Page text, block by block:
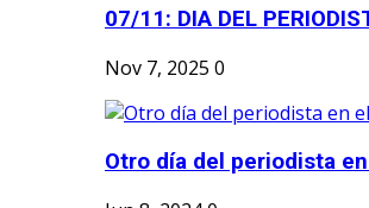
07/11: DIA DEL
Nov 7, 2025 0
Otro día del periodista en